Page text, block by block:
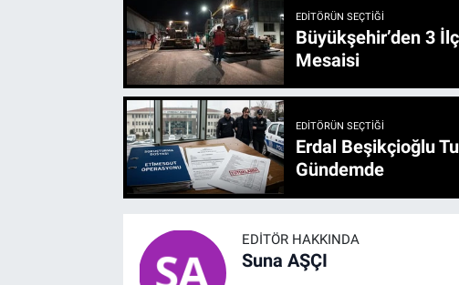
EDITÖRÜN SEÇTIĞI
Büyükşehir’den 3 İlçe 20 Noktada Yeni Haftada Asfalt
Mesaisi
EDITÖRÜN SEÇTIĞI
Erdal Beşikçioğlu
Gündemde
EDITÖR HAKKINDA
Suna AŞÇI